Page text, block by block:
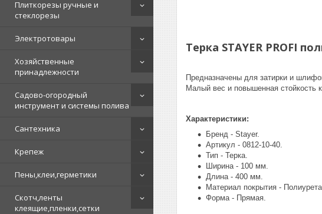
Плиткорезы ручные и
стеклорезы
Электротовары
Хозяйственные
принадлежности
Садово-огородный
инструмент и системы полива
Сантехника
Крепеж
Пены,клеи,герметики
Скотч,ленты
клеящие,пленки,сетки
Терка STAYER PROFI
Предназначены для затирки и
Малый вес и повышенная стойкость
Характеристики:
Бренд - Stayer.
Артикул - 0812-10-40.
Тип - Терка.
Ширина - 100 мм.
Длина - 400 мм.
Материал покрытия -
Форма - Прямая.